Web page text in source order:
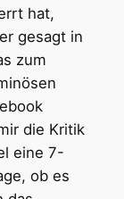
hat,
gesagt in
zum
die Kritik
eine 7-
ob es